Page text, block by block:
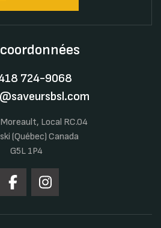
724-9068
Local RC.04
(Québec) Canada
G5L 1P4